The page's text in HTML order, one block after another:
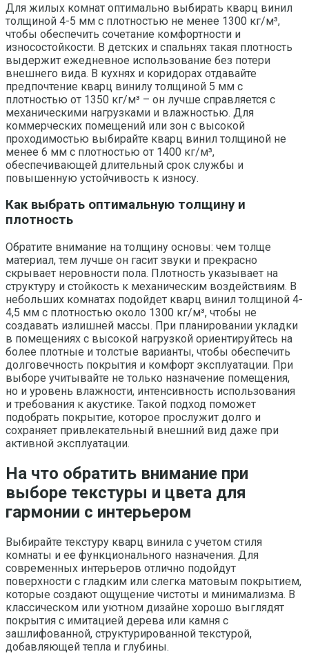
Для жилых комнат оптимально выбирать кварц винил
толщиной 4-5 мм с плотностью не менее 1300 кг/м³,
чтобы обеспечить сочетание комфортности и
износостойкости. В детских и спальнях такая плотность
выдержит ежедневное использование без потери
внешнего вида. В кухнях и коридорах отдавайте
предпочтение кварц винилу толщиной 5 мм с
плотностью от 1350 кг/м³ – он лучше справляется с
механическими нагрузками и влажностью. Для
коммерческих помещений или зон с высокой
проходимостью выбирайте кварц винил толщиной не
менее 6 мм с плотностью от 1400 кг/м³,
обеспечивающей длительный срок службы и
повышенную устойчивость к износу.
Как выбрать оптимальную толщину и
плотность
Обратите внимание на толщину основы: чем толще
материал, тем лучше он гасит звуки и прекрасно
скрывает неровности пола. Плотность указывает на
структуру и стойкость к механическим воздействиям. В
небольших комнатах подойдет кварц винил толщиной 4-
4,5 мм с плотностью около 1300 кг/м³, чтобы не
создавать излишней массы. При планировании укладки
в помещениях с высокой нагрузкой ориентируйтесь на
более плотные и толстые варианты, чтобы обеспечить
долговечность покрытия и комфорт эксплуатации. При
выборе учитывайте не только назначение помещения,
но и уровень влажности, интенсивность использования
и требования к акустике. Такой подход поможет
подобрать покрытие, которое прослужит долго и
сохраняет привлекательный внешний вид даже при
активной эксплуатации.
На что обратить внимание при
выборе текстуры и цвета для
гармонии с интерьером
Выбирайте текстуру кварц винила с учетом стиля
комнаты и ее функционального назначения. Для
современных интерьеров отлично подойдут
поверхности с гладким или слегка матовым покрытием,
которые создают ощущение чистоты и минимализма. В
классическом или уютном дизайне хорошо выглядят
покрытия с имитацией дерева или камня с
зашлифованной, структурированной текстурой,
добавляющей тепла и глубины.